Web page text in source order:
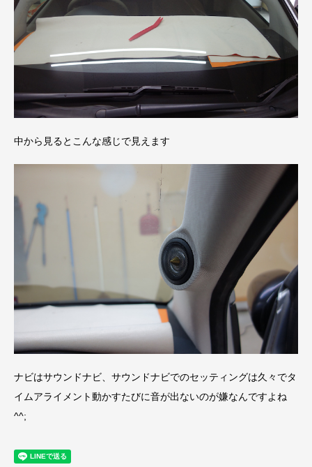
中から見るとこんな感じで見えます
ナビはサウンドナビ、サウンドナビでのセッティングは久々でタ
イムアライメント動かすたびに音が出ないのが嫌なんですよね
^^;